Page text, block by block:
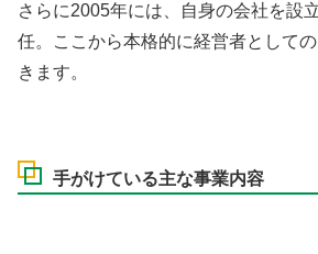
さらに2005年には、自身の会社を設
任。ここから本格的に経営者として
きます。
手がけている主な事業内容